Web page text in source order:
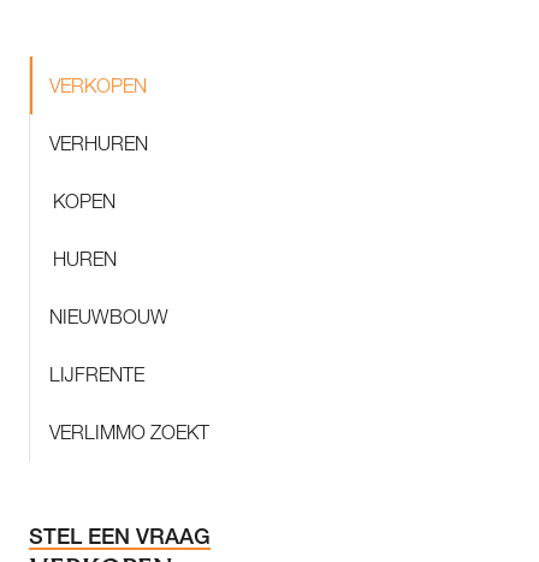
VERKOPEN
VERHUREN
KOPEN
HUREN
NIEUWBOUW
LIJFRENTE
VERLIMMO ZOEKT
STEL EEN VRAAG